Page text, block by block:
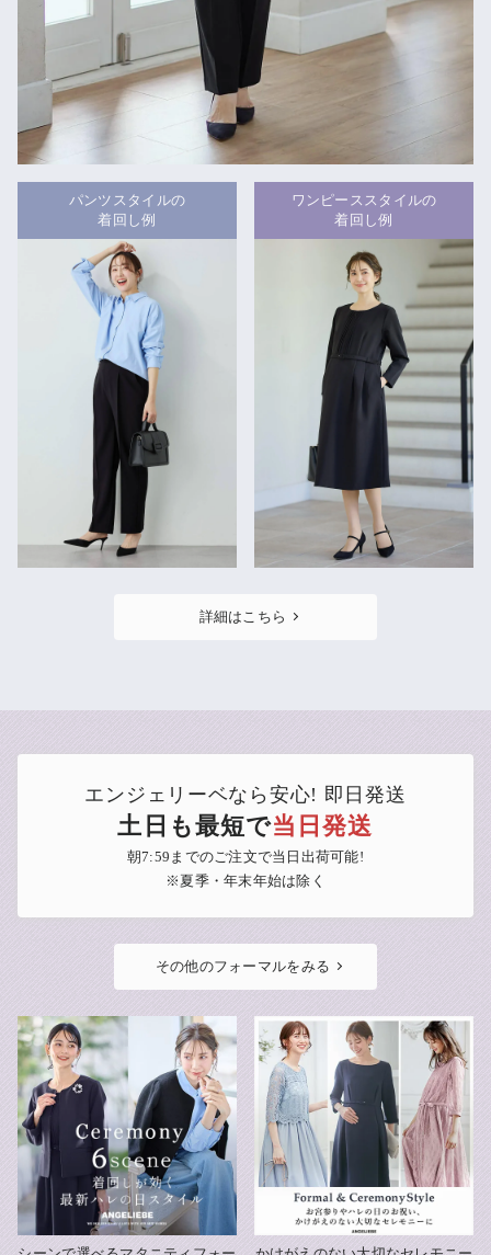
パンツスタイルの
着回し例
ワンピーススタイルの
着回し例
詳細はこちら
エンジェリーベなら安心! 即日発送
土日も最短で当日発送
朝7:59までのご注文で当日出荷可能!
※夏季・年末年始は除く
その他のフォーマルをみる